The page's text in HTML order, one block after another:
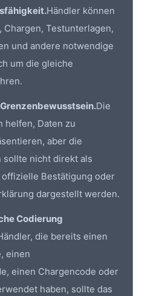
Händler können
Testunterlagen,
und andere notwendige
um die gleiche
Die
helfen, Daten zu
aber die
sollte nicht direkt als
Bestätigung oder
dargestellt werden.
Codierung
die bereits einen
einen
einen Chargencode oder
haben, sollte das